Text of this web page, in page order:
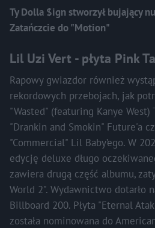
Ty Dolla $ign stworzył bujający
Zatańczcie do "Motion"
Lil Uzi Vert - płyta Pink
Rapowy gwiazdor również
rekordowych przebojach, jak
"Wasted" (featuring Kanye West)
"Drankin and Smokin" Future'a
"Commercial" Lil Baby’ego. W
edycję deluxe długo
zawiera drugą część albumu,
World 2". Wydawnictwo dotarło
Billboard 200. Płyta "Eternal
została nominowana do